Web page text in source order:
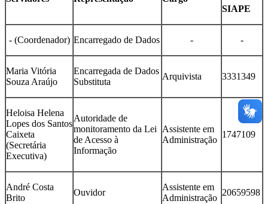
SIAPE
- (Coordenador) Encarregado de Dados - -
Maria Vitória
Souza Araújo
Encarregada de Dados
Substituta
Arquivista 3331349
Heloisa Helena
Lopes dos Santos
Caixeta
(Secretária
Executiva)
Autoridade de
monitoramento da Lei
de Acesso à
Informação
Assistente em
Administração
1747109
André Costa
Brito
Ouvidor
Assistente em
Administração
20659598